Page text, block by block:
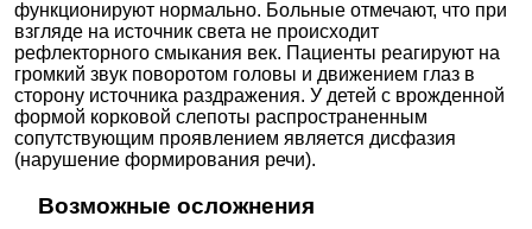
функционируют нормально. Больные отмечают, что при
взгляде на источник света не происходит
рефлекторного смыкания век. Пациенты реагируют на
громкий звук поворотом головы и движением глаз в
сторону источника раздражения. У детей с врожденной
формой корковой слепоты распространенным
сопутствующим проявлением является дисфазия
(нарушение формирования речи).
Возможные осложнения